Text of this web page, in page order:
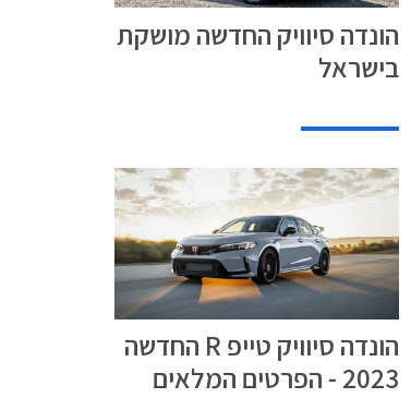
הונדה סיוויק החדשה מושקת
בישראל
הונדה סיוויק טייפ R החדשה
2023 - הפרטים המלאים